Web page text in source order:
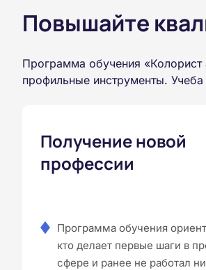
Повышайте
Программа обучения
профильные инструменты.
Получение новой
профессии
Программа обучения
кто делает первые шаги в
сфере и ранее не работал